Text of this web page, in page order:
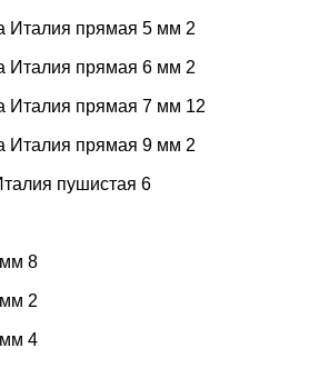
Италия прямая 5 мм 2
Италия прямая 6 мм 2
Италия прямая 7 мм 12
Италия прямая 9 мм 2
пушистая 6
8
2
4